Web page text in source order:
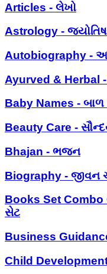
Articles - લેખો
Astrology -
Autobiography -
Ayurved & Herbal
Baby Names - બાળ
Beauty Care -
Bhajan - ભજન
Biography - જીવન
Books Set Combo
સેટ
Business
Child